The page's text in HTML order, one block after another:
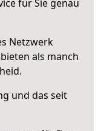
für Sie genau
Netzwerk
als manch
und das seit